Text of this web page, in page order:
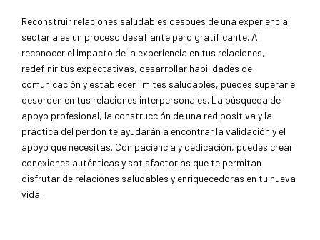
Reconstruir relaciones saludables después de una experiencia
sectaria es un proceso desafiante pero gratificante. Al
reconocer el impacto de la experiencia en tus relaciones,
redefinir tus expectativas, desarrollar habilidades de
comunicación y establecer límites saludables, puedes superar el
desorden en tus relaciones interpersonales. La búsqueda de
apoyo profesional, la construcción de una red positiva y la
práctica del perdón te ayudarán a encontrar la validación y el
apoyo que necesitas. Con paciencia y dedicación, puedes crear
conexiones auténticas y satisfactorias que te permitan
disfrutar de relaciones saludables y enriquecedoras en tu nueva
vida.